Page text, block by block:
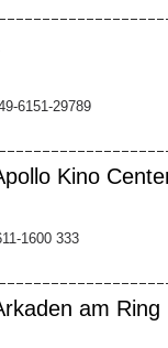
6151-29789
Kino
1600 333
am Ring